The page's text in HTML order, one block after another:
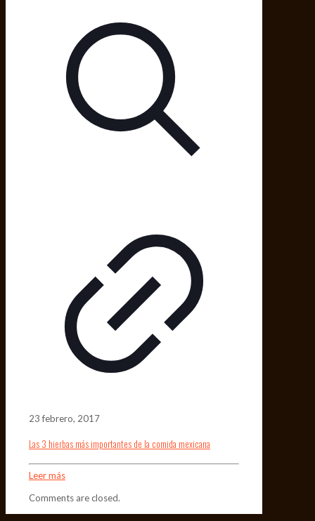
23 febrero, 2017
Las 3 hierbas más importantes de la comida mexicana
Leer más
Comments are closed.